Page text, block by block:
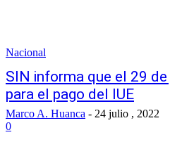
Nacional
SIN informa que el 29
para el pago del IUE
Marco A. Huanca - 24 julio , 2022
0